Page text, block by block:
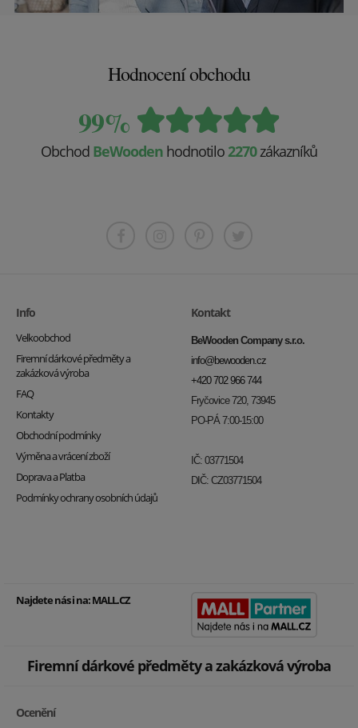
Hodnocení obchodu
99%
Obchod BeWooden hodnotilo 2270zákazníků
Info
Velkoobchod
Firemní dárkové předměty a
zakázková výroba
FAQ
Kontakty
Obchodní podmínky
Výměna a vrácení zboží
Doprava a Platba
Podmínky ochrany osobních údajů
Kontakt
BeWooden Company s.r.o.
info@bewooden.cz
+420 702 966 744
Fryčovice 720, 73945
PO-PÁ 7:00-15:00
IČ: 03771504
DIČ: CZ03771504
Najdete nás i na:MALL.CZ
Firemní dárkové předměty a zakázková výroba
Ocenění